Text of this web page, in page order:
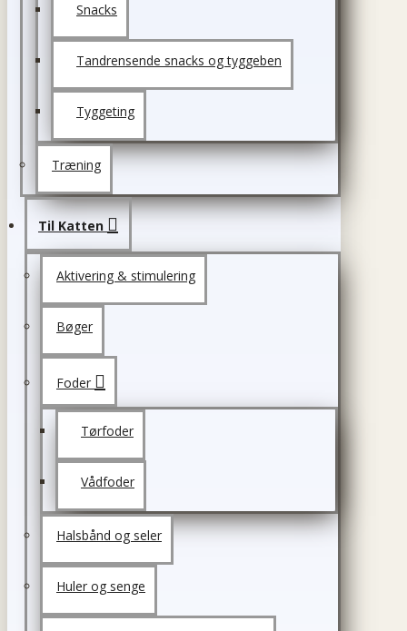
Snacks
Tandrensende snacks og tyggeben
Tyggeting
Træning
Til Katten
Aktivering & stimulering
Bøger
Foder
Tørfoder
Vådfoder
Halsbånd og seler
Huler og senge